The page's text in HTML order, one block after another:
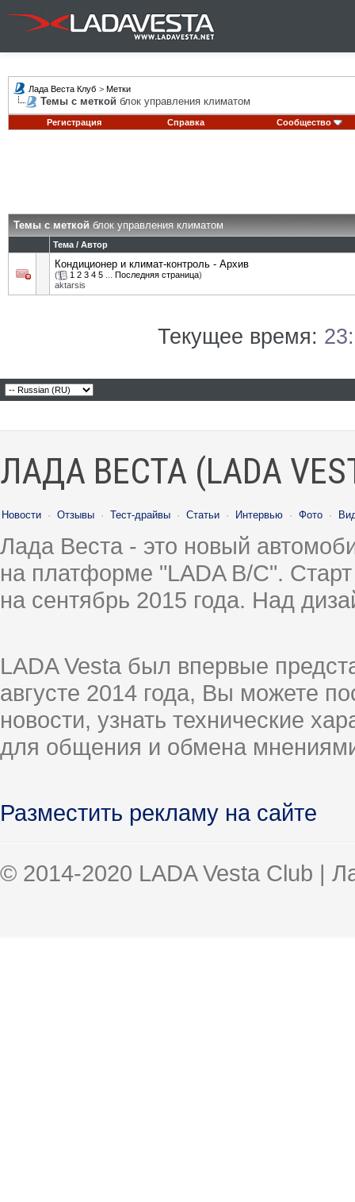
Лада Веста Клуб > Метки
Темы с меткой блок управления климатом
Регистрация Справка Сообщество
Темы с меткойблок управления климатом
Тема / Автор
Кондиционер и климат-контроль - Архив
( 1 2 3 4 5 Последняя страница)
aktarsis
Текущее время:
ЛАДА ВЕСТА (LADA
Новости · Отзывы · Тест-драйвы · Статьи · Интервью · Фото ·
Лада Веста - это новый
на платформе "LADA B/C".
на сентябрь 2015 года. Над
LADA Vesta был впервые
августе 2014 года, Вы можете
новости, узнать технические
для общения и обмена
Разместить рекламу на сайте
© 2014-2020 LADA Vesta Club |